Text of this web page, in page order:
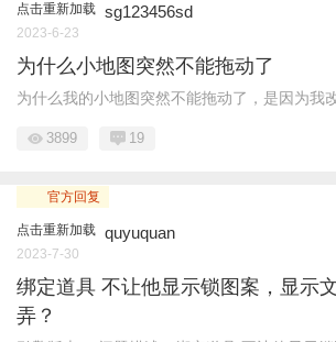
点击重新加载 sg123456sd
2023-6-23
为什么小地图突然不能拖动了
为什么我的小地图突然不能拖动了，是因为我
3899 19
官方回复
点击重新加载 quyuquan
2023-7-30
绑定道具 不让他显示锁图案，显示
弄？